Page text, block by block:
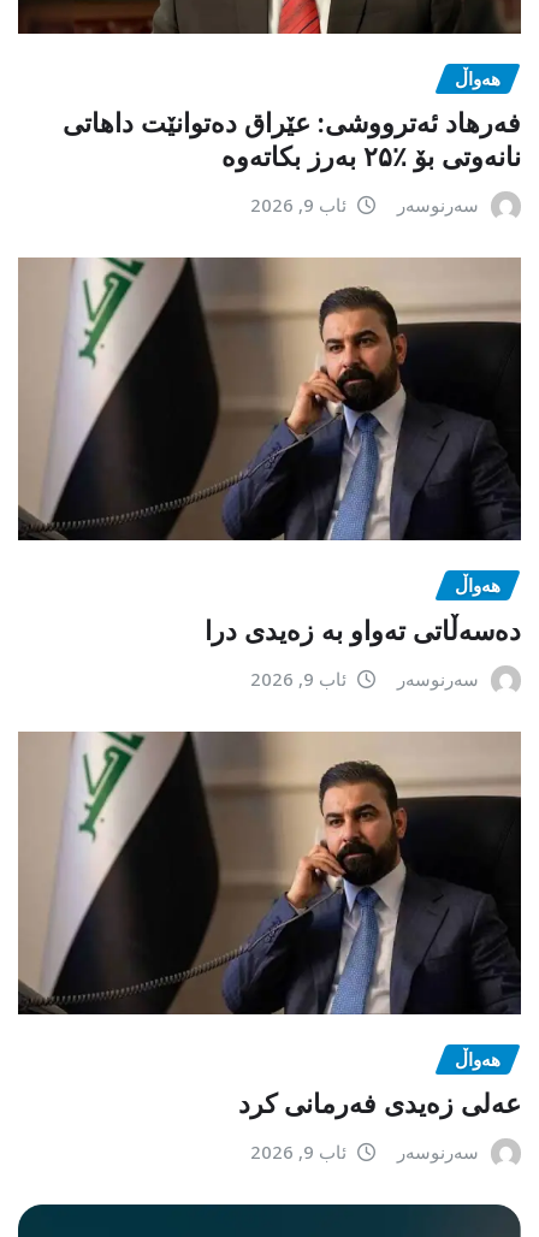
هەواڵ
فەرهاد ئەترووشی: عێراق دەتوانێت داهاتی
نانەوتی بۆ ٪۲۵ بەرز بکاتەوە
سەرنوسەر ئاب 9, 2026
هەواڵ
دەسەڵاتی تەواو بە زەیدی درا
سەرنوسەر ئاب 9, 2026
هەواڵ
عەلی زەیدی فەرمانی کرد
سەرنوسەر ئاب 9, 2026